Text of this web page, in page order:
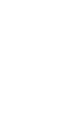
thì sẽ có kết
hồ nhanh hơn
cùng làm một
mọi người vẫn
như ăn
Vậy chúng ta
những giá trị
Nghe có vẻ là
ta không chỉnh
có ý nghĩa